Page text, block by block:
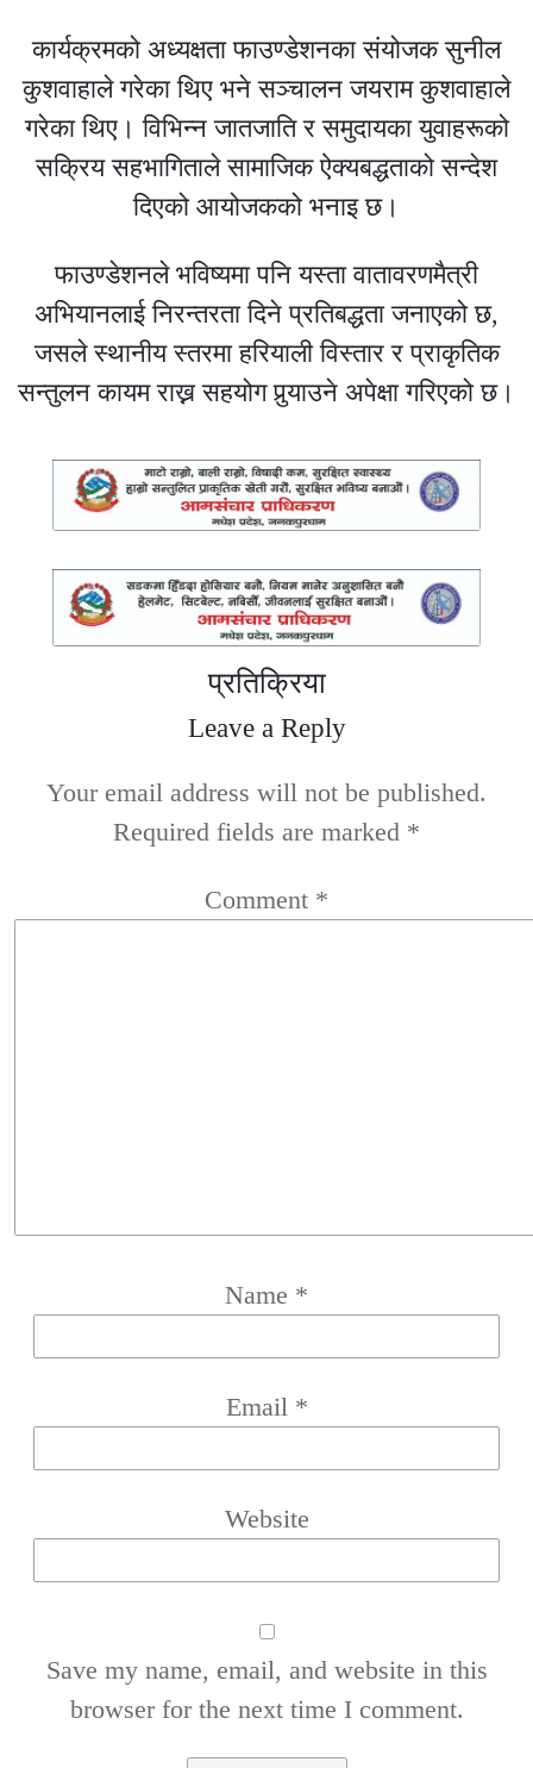
कार्यक्रमको अध्यक्षता फाउण्डेशनका संयोजक सुनील
कुशवाहाले गरेका थिए भने सञ्चालन जयराम कुशवाहाले
गरेका थिए। विभिन्न जातजाति र समुदायका युवाहरूको
सक्रिय सहभागिताले सामाजिक ऐक्यबद्धताको सन्देश
दिएको आयोजकको भनाइ छ।
फाउण्डेशनले भविष्यमा पनि यस्ता वातावरणमैत्री
अभियानलाई निरन्तरता दिने प्रतिबद्धता जनाएको छ,
जसले स्थानीय स्तरमा हरियाली विस्तार र प्राकृतिक
सन्तुलन कायम राख्न सहयोग पुर्‍याउने अपेक्षा गरिएको छ।
प्रतिक्रिया
Leave a Reply
Your email address will not be published.
Required fields are marked *
Comment *
Name *
Email *
Website
Save my name, email, and website in this
browser for the next time I comment.